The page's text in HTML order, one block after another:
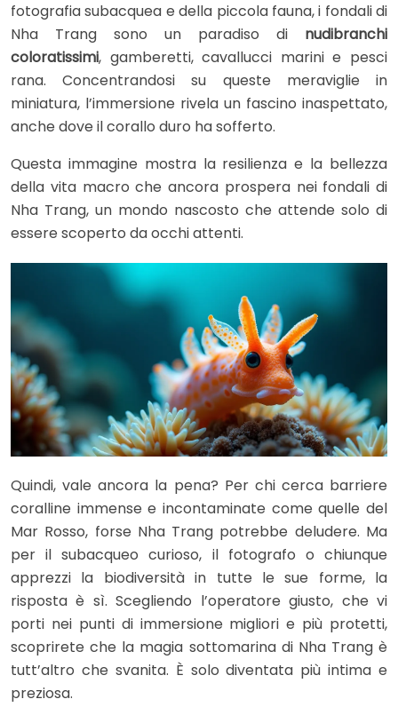
fotografia subacquea e della piccola fauna, i fondali di
Nha Trang sono un paradiso di nudibranchi
coloratissimi, gamberetti, cavallucci marini e pesci
rana. Concentrandosi su queste meraviglie in
miniatura, l’immersione rivela un fascino inaspettato,
anche dove il corallo duro ha sofferto.
Questa immagine mostra la resilienza e la bellezza
della vita macro che ancora prospera nei fondali di
Nha Trang, un mondo nascosto che attende solo di
essere scoperto da occhi attenti.
Quindi, vale ancora la pena? Per chi cerca barriere
coralline immense e incontaminate come quelle del
Mar Rosso, forse Nha Trang potrebbe deludere. Ma
per il subacqueo curioso, il fotografo o chiunque
apprezzi la biodiversità in tutte le sue forme, la
risposta è sì. Scegliendo l’operatore giusto, che vi
porti nei punti di immersione migliori e più protetti,
scoprirete che la magia sottomarina di Nha Trang è
tutt’altro che svanita. È solo diventata più intima e
preziosa.